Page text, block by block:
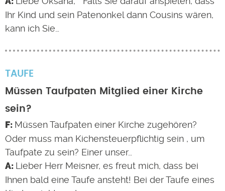
Ihr Kind und sein Patenonkel dann Cousins wären,
kann ich Sie…
TAUFE
Müssen Taufpaten Mitglied einer Kirche
sein?
Müssen Taufpaten einer Kirche zugehören?
Oder muss man Kichensteuerpflichtig sein , um
Taufpate zu sein? Einer unser…
Lieber Herr Meisner, es freut mich, dass bei
Ihnen bald eine Taufe ansteht! Bei der Taufe eines